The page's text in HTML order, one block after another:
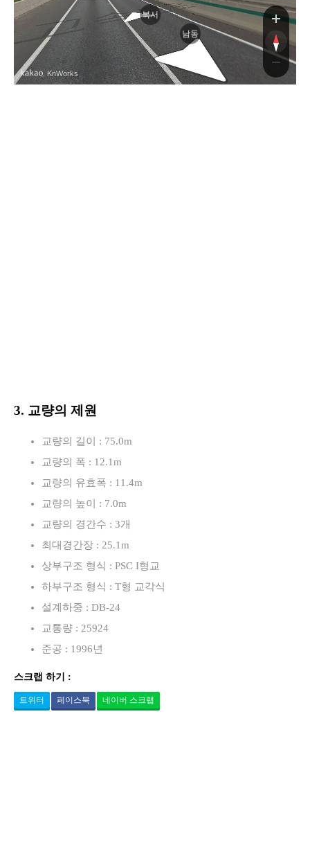
북서
남동
, KnWorks
3. 교량의 제원
교량의 길이 : 75.0m
교량의 폭 : 12.1m
교량의 유효폭 : 11.4m
교량의 높이 : 7.0m
교량의 경간수 : 3개
최대경간장 : 25.1m
상부구조 형식 : PSC I형교
하부구조 형식 : T형 교각식
설계하중 : DB-24
교통량 : 25924
준공 : 1996년
스크랩 하기 :
트위터 페이스북 네이버 스크랩